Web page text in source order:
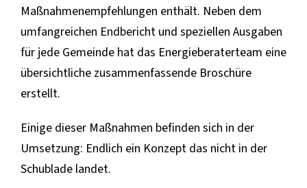
Maßnahmenempfehlungen enthält. Neben dem
umfangreichen Endbericht und speziellen Ausgaben
für jede Gemeinde hat das Energieberaterteam eine
übersichtliche zusammenfassende Broschüre
erstellt.
Einige dieser Maßnahmen befinden sich in der
Umsetzung: Endlich ein Konzept das nicht in der
Schublade landet.